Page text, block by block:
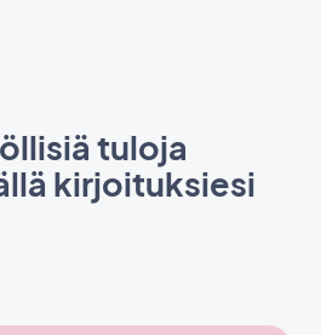
tuloja
kirjoituksiesi